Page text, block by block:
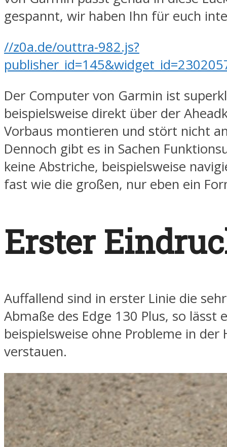
gespannt, wir haben Ihn für euch
//z0a.de/outtra-982.js?
Der Computer von Garmin ist
beispielsweise direkt über der
Vorbaus montieren und stört nicht
Dennoch gibt es in Sachen
keine Abstriche, beispielsweise
fast wie die großen, nur eben ein
Erster
Auffallend sind in erster Linie die
Abmaße des Edge 130 Plus, so lässt
beispielsweise ohne Probleme in der
verstauen.